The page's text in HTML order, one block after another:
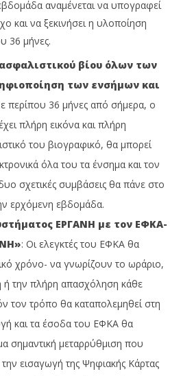
αναμένεται να υπογραφεί
και να ξεκινήσει η υλοποίηση
36 μήνες.
βίου όλων των
των ενσήμων και
περίπου 36 μήνες από σήμερα, ο
πλήρη εικόνα και πλήρη
του βιογραφικό, θα μπορεί
όλα του τα ένσημα και τον
σχετικές συμβάσεις θα πάνε στο
ερχόμενη εβδομάδα.
ΕΡΓΑΝΗ με τον ΕΦΚΑ-
: Οι ελεγκτές του ΕΦΚΑ θα
χρόνο- να γνωρίζουν το ωράριο,
ή την πλήρη απασχόληση κάθε
τον τρόπο θα καταπολεμηθεί στη
και τα έσοδα του ΕΦΚΑ θα
σημαντική μεταρρύθμιση που
την εισαγωγή της Ψηφιακής Κάρτας